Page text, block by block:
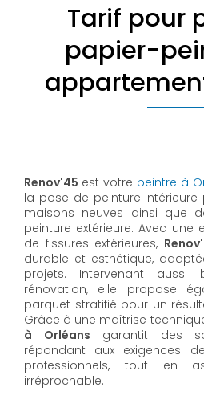
Tarif pour
papier-
Renov'45 est votre peintre à
la pose de peinture
maisons neuves ainsi que
peinture extérieure. Avec une
de fissures extérieures,
durable et esthétique,
projets. Intervenant aussi
rénovation, elle propose
parquet stratifié pour un
Grâce à une maîtrise
à Orléans garantit des
répondant aux exigences
professionnels, tout en
irréprochable.